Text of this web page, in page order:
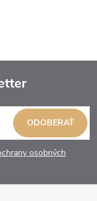
osobných
ODOBERAŤ